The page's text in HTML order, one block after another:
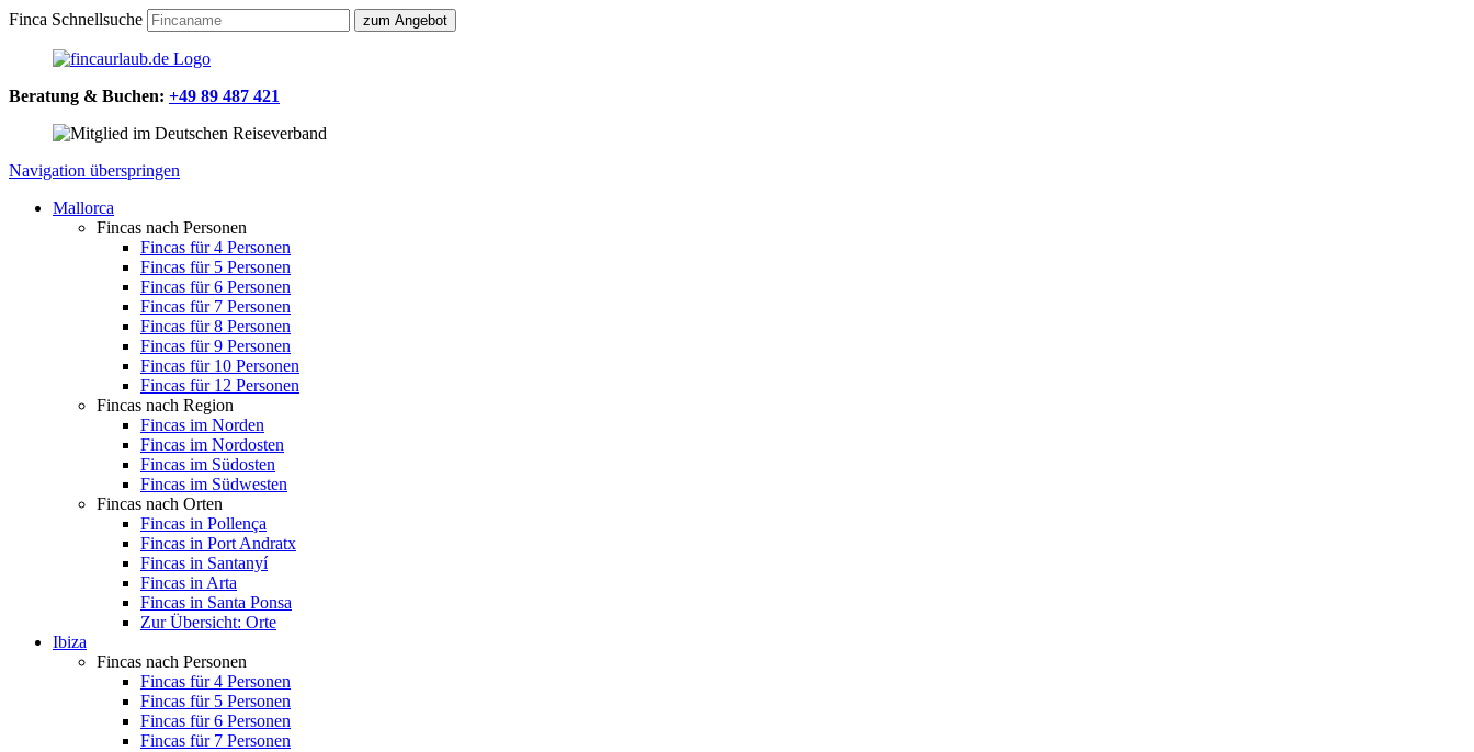
Finca Schnellsuche
Beratung & Buchen: +49 89 487 421
Navigation überspringen
Mallorca
Fincas nach Personen
Fincas für 4 Personen
Fincas für 5 Personen
Fincas für 6 Personen
Fincas für 7 Personen
Fincas für 8 Personen
Fincas für 9 Personen
Fincas für 10 Personen
Fincas für 12 Personen
Fincas nach Region
Fincas im Norden
Fincas im Nordosten
Fincas im Südosten
Fincas im Südwesten
Fincas nach Orten
Fincas in Pollença
Fincas in Port Andratx
Fincas in Santanyí
Fincas in Arta
Fincas in Santa Ponsa
Zur Übersicht: Orte
Ibiza
Fincas nach Personen
Fincas für 4 Personen
Fincas für 5 Personen
Fincas für 6 Personen
Fincas für 7 Personen